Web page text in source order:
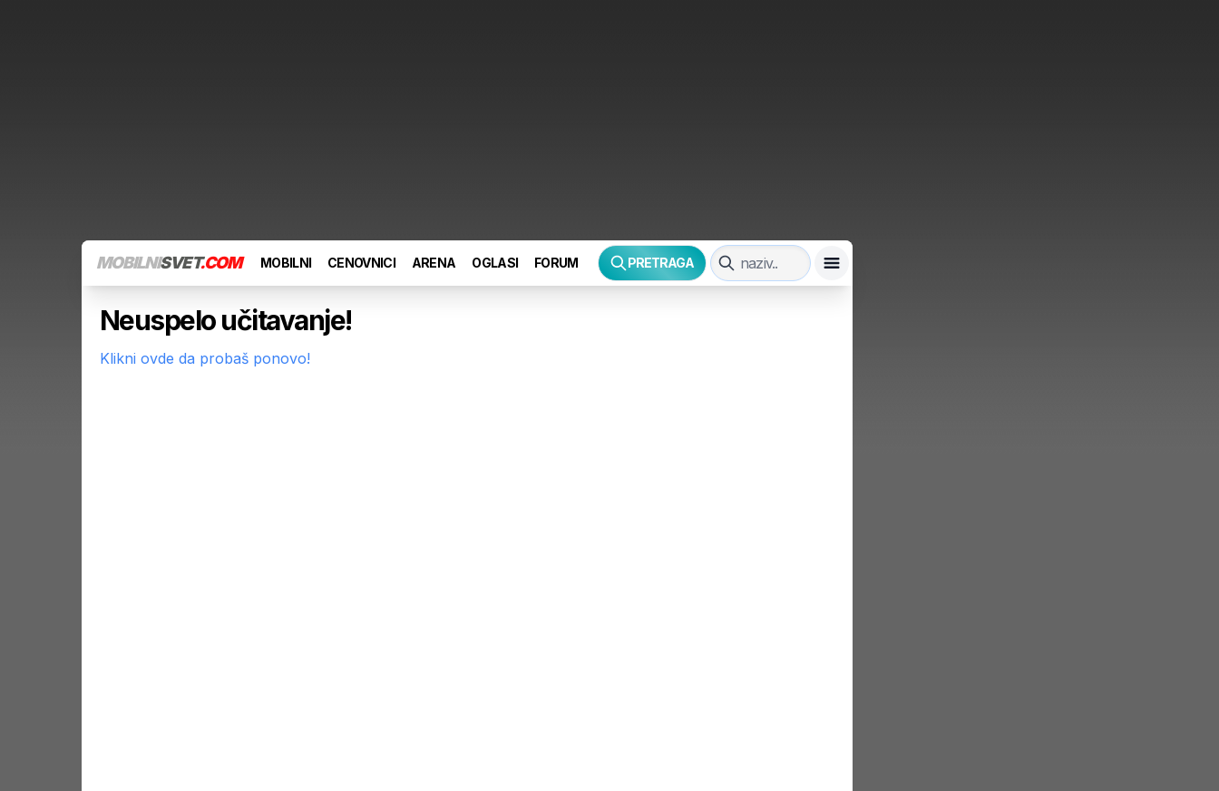
MOBILNISVET.COM MOBILNI CENOVNICI ARENA OGLASI FORUM PRETRAGA
Neuspelo učitavanje!
Klikni ovde da probaš ponovo!